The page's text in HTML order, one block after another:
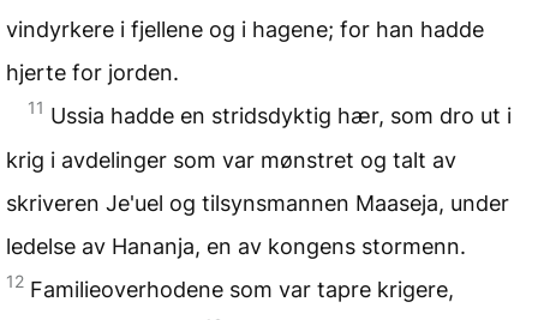
vindyrkere i fjellene og i hagene; for han hadde
hjerte for jorden.
11 Ussia hadde en stridsdyktig hær, som dro ut i
krig i avdelinger som var mønstret og talt av
skriveren Je'uel og tilsynsmannen Maaseja, under
ledelse av Hananja, en av kongens stormenn.
12 Familieoverhodene som var tapre krigere,